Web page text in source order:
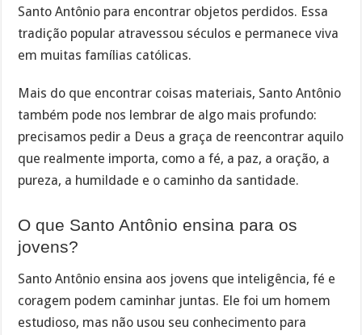
Santo Antônio para encontrar objetos perdidos. Essa
tradição popular atravessou séculos e permanece viva
em muitas famílias católicas.
Mais do que encontrar coisas materiais, Santo Antônio
também pode nos lembrar de algo mais profundo:
precisamos pedir a Deus a graça de reencontrar aquilo
que realmente importa, como a fé, a paz, a oração, a
pureza, a humildade e o caminho da santidade.
O que Santo Antônio ensina para os
jovens?
Santo Antônio ensina aos jovens que inteligência, fé e
coragem podem caminhar juntas. Ele foi um homem
estudioso, mas não usou seu conhecimento para